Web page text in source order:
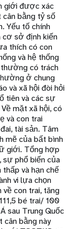
giới được xác
cân bằng tỷ số
Yếu tố chính
cơ sở định kiến
thích có con
và hệ thống
có trách
ở chung
và xã hội đòi hỏi
tiên và các sự
mặt xã hội, có
và con trai
tài sản. Tâm
mẽ của bất bình
giới. Tổng hợp
sự phổ biến của
và hạn chế
vi lựa chọn
con trai, tăng
bé trai/ 100
sau Trung Quốc
bằng này